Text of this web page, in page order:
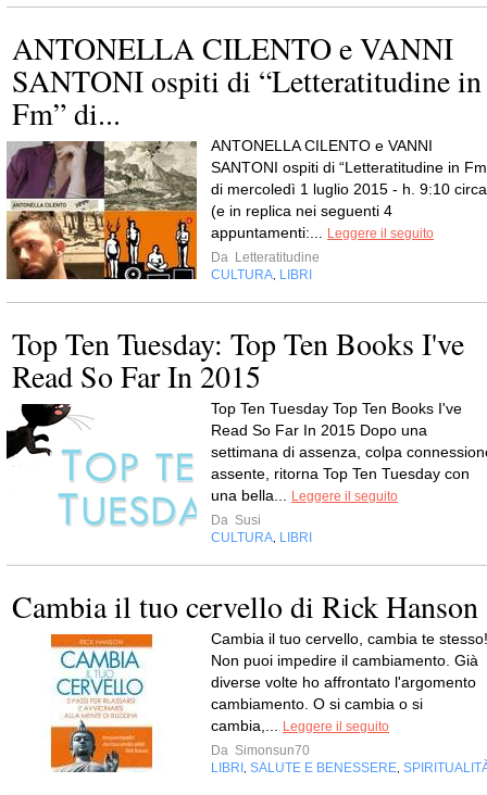
ANTONELLA CILENTO e VANNI
SANTONI ospiti di “Letteratitudine in
Fm” di...
ANTONELLA CILENTO e VANNI
SANTONI ospiti di “Letteratitudine in
di mercoledì 1 luglio 2015 - h. 9:10 circa
(e in replica nei seguenti 4
appuntamenti:...
Leggere il seguito
Da Letteratitudine
CULTURA LIBRI
Top Ten Tuesday: Top Ten Books I've
Read So Far In 2015
Top Ten Tuesday Top Ten Books I've
Read So Far In 2015 Dopo una
settimana di assenza, colpa
assente, ritorna Top Ten Tuesday con
una bella...
Leggere il seguito
Da Susi
CULTURA LIBRI
Cambia il tuo cervello di Rick Hanson
Cambia il tuo cervello, cambia te stesso!
Non puoi impedire il cambiamento. Già
diverse volte ho affrontato l'argomento
cambiamento. O si cambia o si
cambia,...
Leggere il seguito
Da Simonsun70
LIBRI
SALUTE E BENESSERE